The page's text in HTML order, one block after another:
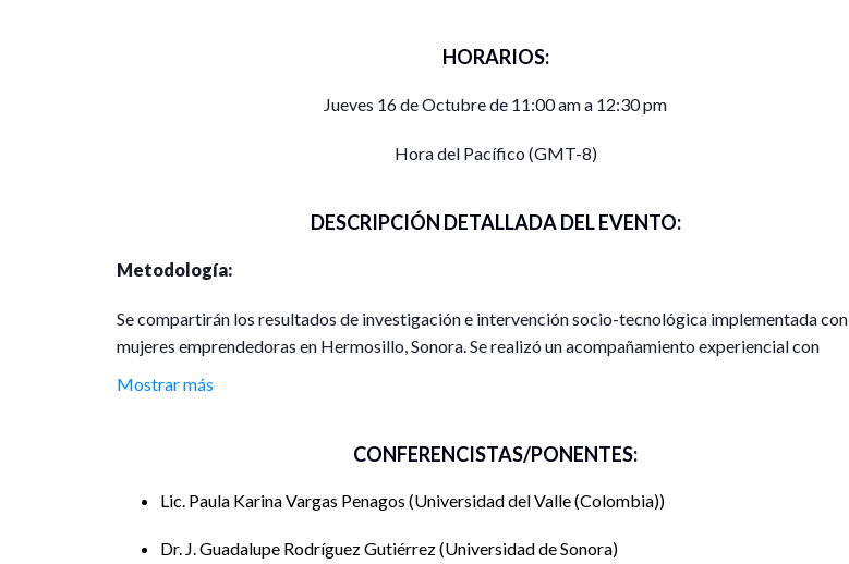
HORARIOS:
Jueves 16 de Octubre de 11:00 am a 12:30 pm
Hora del Pacífico (GMT-8)
DESCRIPCIÓN DETALLADA DEL EVENTO:
Metodología:
Se compartirán los resultados de investigación e intervención socio-tecnológica implementada con
mujeres emprendedoras en Hermosillo, Sonora. Se realizó un acompañamiento experiencial con
etiquetado de clientes. La investigación se fundamenta en la línea de Sociología del Trabajo, con
información.
Conclusiones:
Mostrar más
CONFERENCISTAS/PONENTES:
Lic. Paula Karina Vargas Penagos Universidad del Valle (Colombia)
Dr. J. Guadalupe Rodríguez Gutiérrez Universidad de Sonora